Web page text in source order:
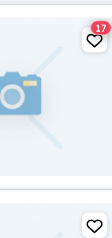
17